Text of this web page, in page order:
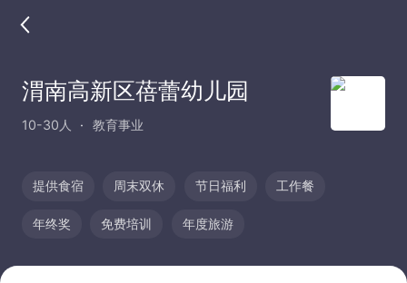
渭南高新区蓓蕾幼儿园
10-30人 教育事业
提供食宿 周末双休 节日福利 工作餐
年终奖 免费培训 年度旅游